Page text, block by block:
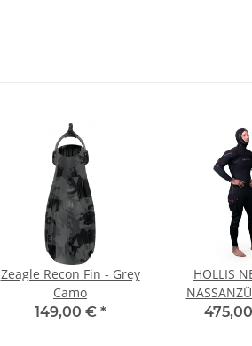
Zeagle Recon Fin - Grey
Camo
149,00 € *
HOLLIS